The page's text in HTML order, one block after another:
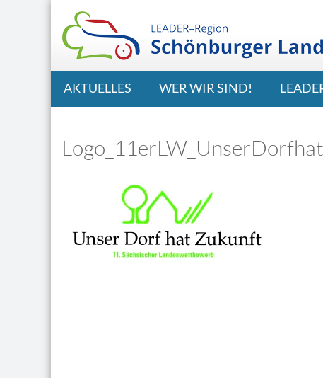
AKTUELLES WER WIR SIND!